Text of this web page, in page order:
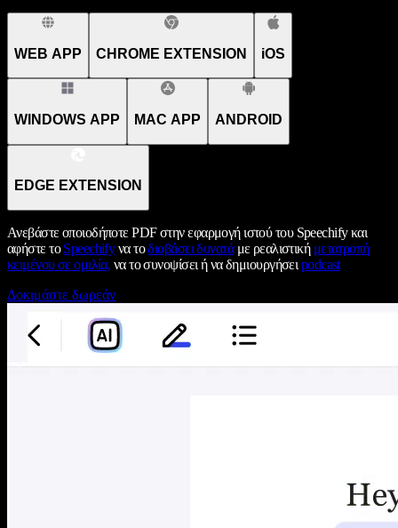
WEB APP CHROME EXTENSION iOS
WINDOWS APP MAC APP ANDROID
EDGE EXTENSION
Ανεβάστε οποιοδήποτε PDF στην εφαρμογή ιστού του Speechify και
αφήστε τοSpeechifyνα τοδιαβάσει δυνατάμε ρεαλιστική μετατροπή
κειμένου σε ομιλία, να το συνοψίσει ή να δημιουργήσει podcast
Δοκιμάστε δωρεάν